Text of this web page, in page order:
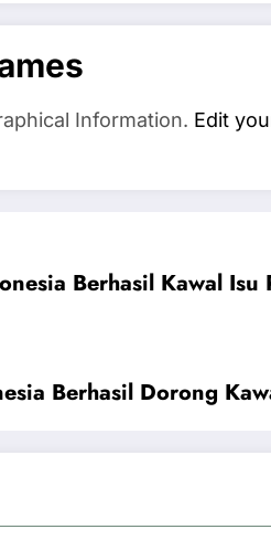
Information. Edit
Berhasil Kawal
Berhasil Dorong